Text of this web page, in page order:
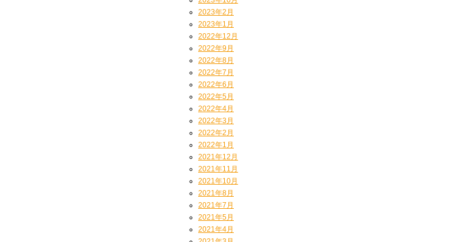
2023年2月
2023年1月
2022年12月
2022年9月
2022年8月
2022年7月
2022年6月
2022年5月
2022年4月
2022年3月
2022年2月
2022年1月
2021年12月
2021年11月
2021年10月
2021年8月
2021年7月
2021年5月
2021年4月